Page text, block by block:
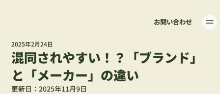
お問い合わせ
混同されやすい！？「ブランド」
と「メーカー」の違い
2025年2月24日
更新日：2025年11月9日